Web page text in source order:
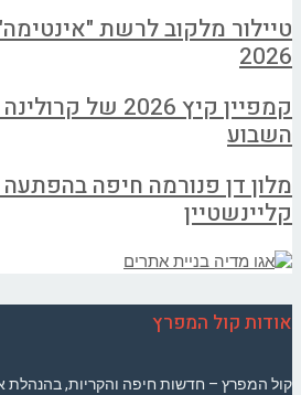
טיילור מלקוב לרשת
2026
קמפיין קיץ 2026
השבוע
מלון דן פנורמה חיפה
קליינשטיין
אודות קול המפרץ
קול המפרץ – חדשות חיפה והקריות, בהנהלת